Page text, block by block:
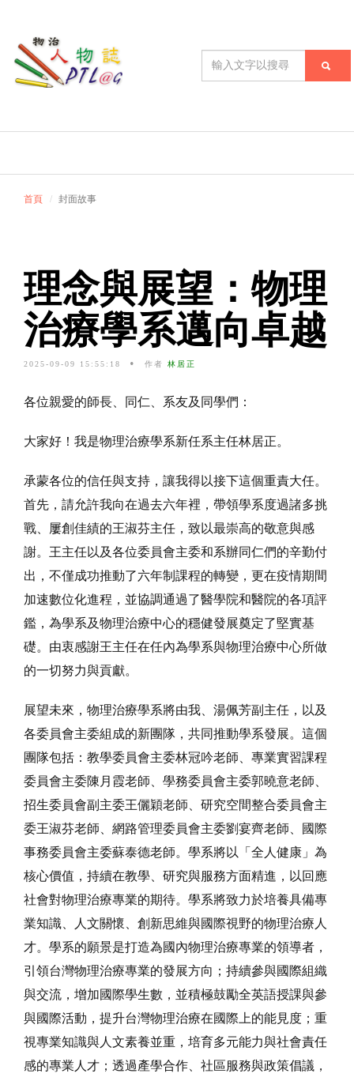
首頁 封面故事
理念與展望：物理
治療學系邁向卓越
2025-09-09 15:55:18 作者 林居正
各位親愛的師長、同仁、系友及同學們：
大家好！我是物理治療學系新任系主任林居正。
承蒙各位的信任與支持，讓我得以接下這個重責大任。
首先，請允許我向在過去六年裡，帶領學系度過諸多挑
戰、屢創佳績的王淑芬主任，致以最崇高的敬意與感
謝。王主任以及各位委員會主委和系辦同仁們的辛勤付
出，不僅成功推動了六年制課程的轉變，更在疫情期間
加速數位化進程，並協調通過了醫學院和醫院的各項評
鑑，為學系及物理治療中心的穩健發展奠定了堅實基
礎。由衷感謝王主任在任內為學系與物理治療中心所做
的一切努力與貢獻。
展望未來，物理治療學系將由我、湯佩芳副主任，以及
各委員會主委組成的新團隊，共同推動學系發展。這個
團隊包括：教學委員會主委林冠吟老師、專業實習課程
委員會主委陳月霞老師、學務委員會主委郭曉意老師、
招生委員會副主委王儷穎老師、研究空間整合委員會主
委王淑芬老師、網路管理委員會主委劉宴齊老師、國際
事務委員會主委蘇泰德老師。學系將以「全人健康」為
核心價值，持續在教學、研究與服務方面精進，以回應
社會對物理治療專業的期待。學系將致力於培養具備專
業知識、人文關懷、創新思維與國際視野的物理治療人
才。學系的願景是打造為國內物理治療專業的領導者，
引領台灣物理治療專業的發展方向；持續參與國際組織
與交流，增加國際學生數，並積極鼓勵全英語授課與參
與國際活動，提升台灣物理治療在國際上的能見度；重
視專業知識與人文素養並重，培育多元能力與社會責任
感的專業人才；透過產學合作、社區服務與政策倡議，